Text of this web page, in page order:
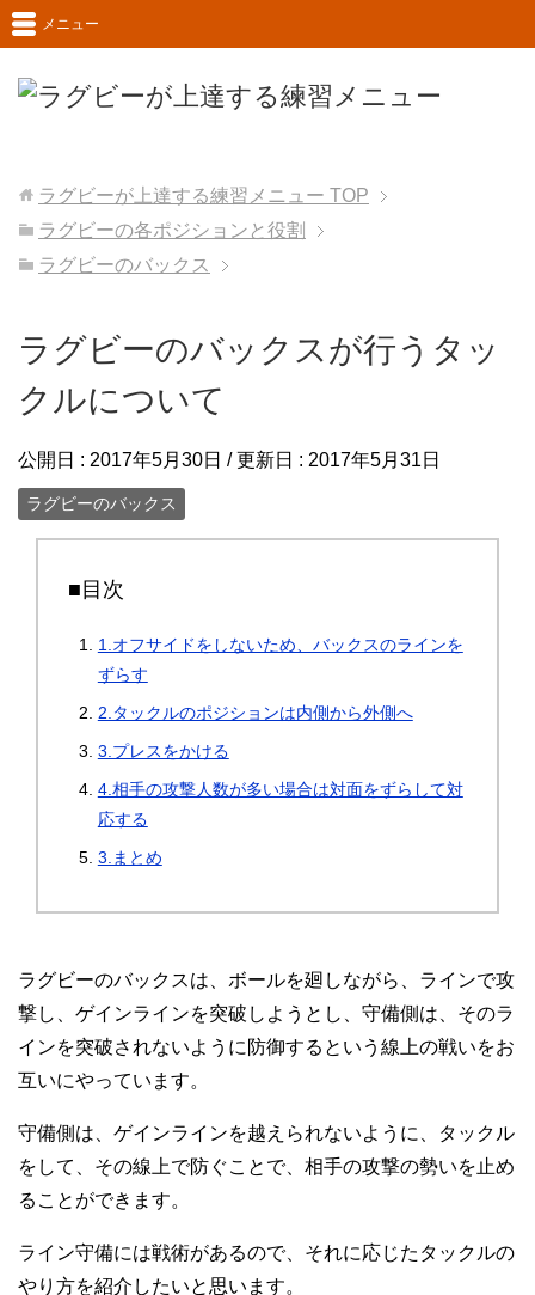
メニュー
ラグビーが上達する練習メニュー TOP
ラグビーの各ポジションと役割
ラグビーのバックス
ラグビーのバックスが行うタッ
クルについて
公開日 : 2017年5月30日 / 更新日 : 2017年5月31日
ラグビーのバックス
■目次
1.オフサイドをしないため、バックスのラインを
ずらす
2.タックルのポジションは内側から外側へ
3.プレスをかける
4.相手の攻撃人数が多い場合は対面をずらして対
応する
3.まとめ
ラグビーのバックスは、ボールを廻しながら、ラインで攻
撃し、ゲインラインを突破しようとし、守備側は、そのラ
インを突破されないように防御するという線上の戦いをお
互いにやっています。
守備側は、ゲインラインを越えられないように、タックル
をして、その線上で防ぐことで、相手の攻撃の勢いを止め
ることができます。
ライン守備には戦術があるので、それに応じたタックルの
やり方を紹介したいと思います。